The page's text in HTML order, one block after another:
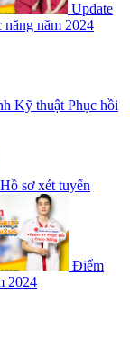
Update
năm 2024
Kỹ thuật Phục hồi
Hồ sơ xét tuyển
Điểm
2024